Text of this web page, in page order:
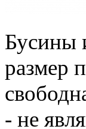
Бусины
размер
- не